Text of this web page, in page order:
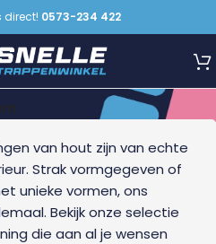
direct! 0573-234 422
van hout zijn van echte
Strak vormgegeven of
unieke vormen, ons
Bekijk onze selectie
die aan al je wensen